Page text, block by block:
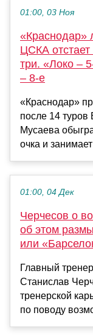
01:00, 03 Ноя
«Краснодар»
ЦСКА
три. «Локо –
– 8-е
«Краснодар»
после 14
Мусаева
очка и
01:00, 04 Дек
Черчесов о
об этом
или
Главный
Станислав
тренерской
по поводу